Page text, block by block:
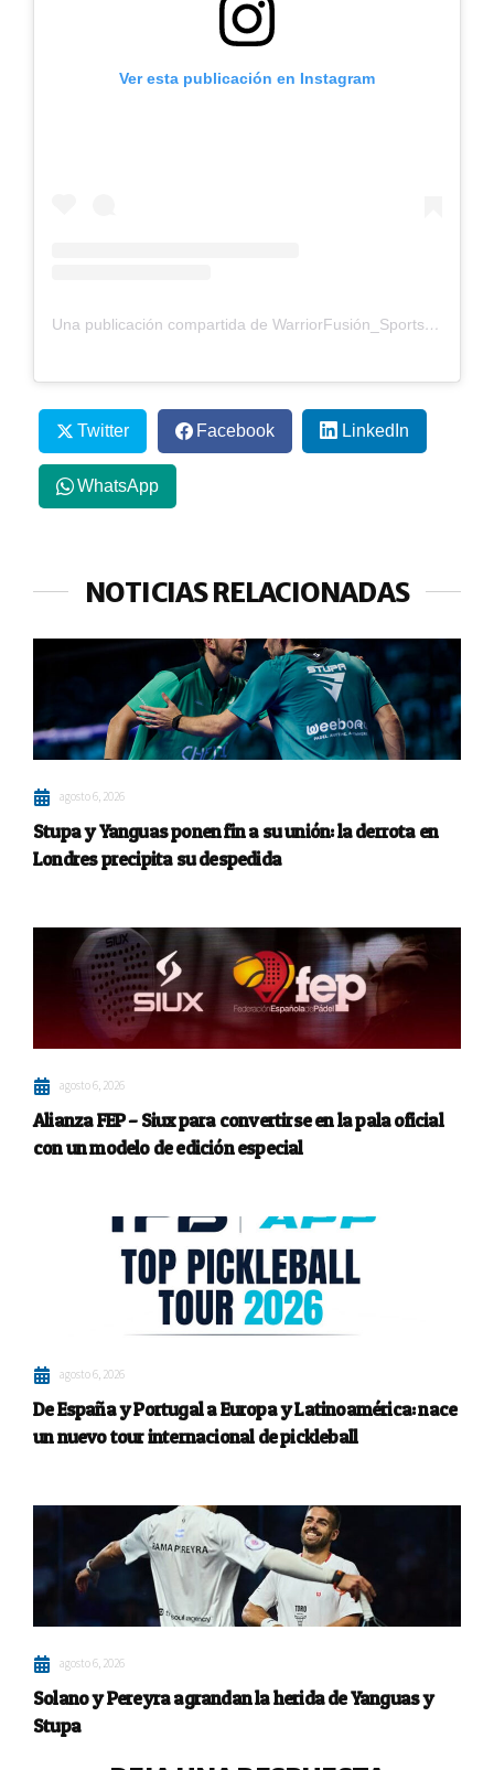
Ver esta publicación en Instagram
Una publicación compartida de WarriorFusión_Sports (@warriorfusion_sports)
Twitter Facebook LinkedIn
WhatsApp
NOTICIAS RELACIONADAS
agosto 6, 2026
Stupa y Yanguas ponen fin a su unión: la derrota en
Londres precipita su despedida
agosto 6, 2026
Alianza FEP – Siux para convertirse en la pala oficial
con un modelo de edición especial
agosto 6, 2026
De España y Portugal a Europa y Latinoamérica: nace
un nuevo tour internacional de pickleball
agosto 6, 2026
Solano y Pereyra agrandan la herida de Yanguas y
Stupa